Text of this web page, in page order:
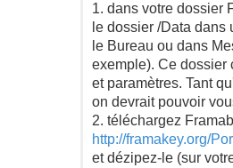
1. dans votre dossier
le dossier /Data dans
le Bureau ou dans
exemple). Ce dossier
et paramètres. Tant
on devrait pouvoir
2. téléchargez
http://framakey.org/
et dézipez-le (sur